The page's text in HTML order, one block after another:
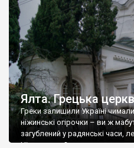
Ялта. Грецька
Греки залишили Україні
ніжинські огірочки – ви ж
загублений у радянські часи,
Ніжин греки?